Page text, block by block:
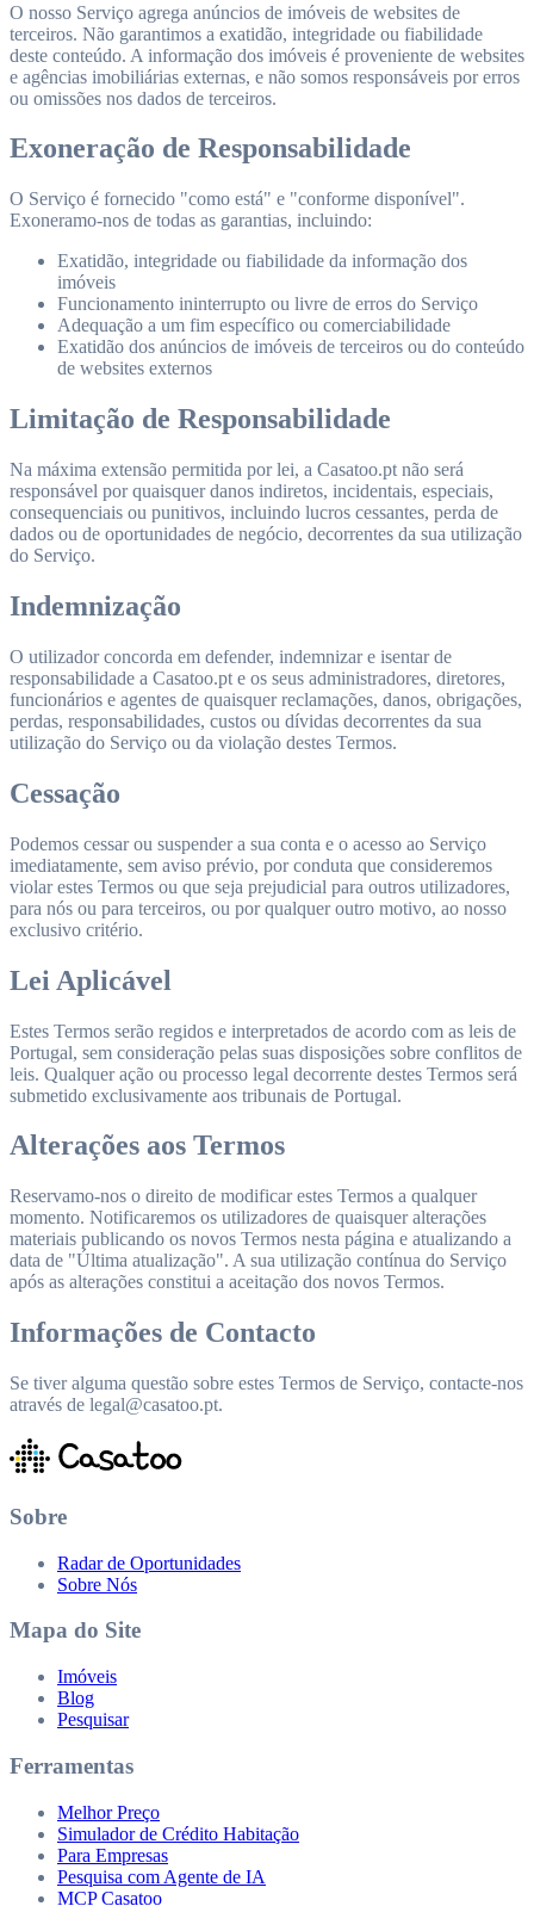
O nosso Serviço agrega anúncios de imóveis de websites de
terceiros. Não garantimos a exatidão, integridade ou fiabilidade
deste conteúdo. A informação dos imóveis é proveniente de websites
e agências imobiliárias externas, e não somos responsáveis por erros
ou omissões nos dados de terceiros.
Exoneração de Responsabilidade
O Serviço é fornecido "como está" e "conforme disponível".
Exoneramo-nos de todas as garantias, incluindo:
Exatidão, integridade ou fiabilidade da informação dos
imóveis
Funcionamento ininterrupto ou livre de erros do Serviço
Adequação a um fim específico ou comerciabilidade
Exatidão dos anúncios de imóveis de terceiros ou do conteúdo
de websites externos
Limitação de Responsabilidade
Na máxima extensão permitida por lei, a Casatoo.pt não será
responsável por quaisquer danos indiretos, incidentais, especiais,
consequenciais ou punitivos, incluindo lucros cessantes, perda de
dados ou de oportunidades de negócio, decorrentes da sua utilização
do Serviço.
Indemnização
O utilizador concorda em defender, indemnizar e isentar de
responsabilidade a Casatoo.pt e os seus administradores, diretores,
funcionários e agentes de quaisquer reclamações, danos, obrigações,
perdas, responsabilidades, custos ou dívidas decorrentes da sua
utilização do Serviço ou da violação destes Termos.
Cessação
Podemos cessar ou suspender a sua conta e o acesso ao Serviço
imediatamente, sem aviso prévio, por conduta que consideremos
violar estes Termos ou que seja prejudicial para outros utilizadores,
para nós ou para terceiros, ou por qualquer outro motivo, ao nosso
exclusivo critério.
Lei Aplicável
Estes Termos serão regidos e interpretados de acordo com as leis de
Portugal, sem consideração pelas suas disposições sobre conflitos de
leis. Qualquer ação ou processo legal decorrente destes Termos será
submetido exclusivamente aos tribunais de Portugal.
Alterações aos Termos
Reservamo-nos o direito de modificar estes Termos a qualquer
momento. Notificaremos os utilizadores de quaisquer alterações
materiais publicando os novos Termos nesta página e atualizando a
data de "Última atualização". A sua utilização contínua do Serviço
após as alterações constitui a aceitação dos novos Termos.
Informações de Contacto
Se tiver alguma questão sobre estes Termos de Serviço, contacte-nos
através de legal@casatoo.pt.
Sobre
Radar de Oportunidades
Sobre Nós
Mapa do Site
Imóveis
Blog
Pesquisar
Ferramentas
Melhor Preço
Simulador de Crédito Habitação
Para Empresas
Pesquisa com Agente de IA
MCP Casatoo